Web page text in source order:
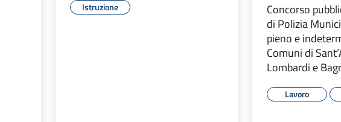
Istruzione
Concorso
di Polizia
pieno e
Comuni di
Lombardi e
Lavoro